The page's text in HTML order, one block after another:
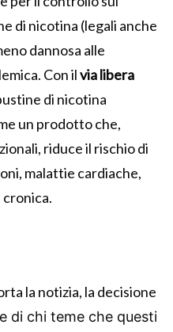
di nicotina (legali anche
dannosa alle
Con ilvia libera
di nicotina
un prodotto che,
riduce il rischio di
malattie cardiache,
la notizia, la decisione
di chi teme che questi